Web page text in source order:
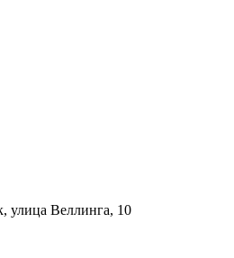
улица Веллинга, 10